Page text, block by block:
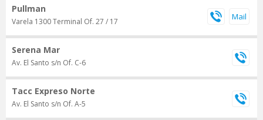
Pullman
Varela 1300 Terminal Of. 27 / 17
Serena Mar
Av. El Santo s/n Of. C-6
Tacc Expreso Norte
Av. El Santo s/n Of. A-5